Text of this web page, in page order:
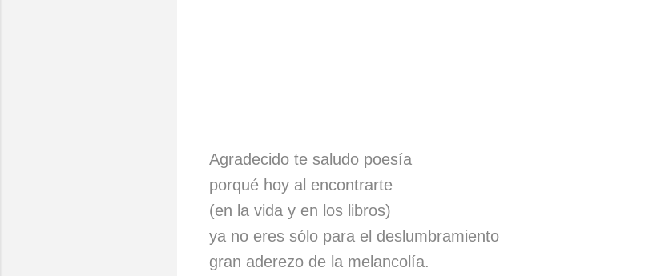
Agradecido te saludo poesía
porqué hoy al encontrarte
(en la vida y en los libros)
ya no eres sólo para el deslumbramiento
gran aderezo de la melancolía.